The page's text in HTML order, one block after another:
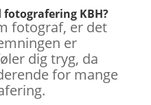
KBH?
fotograf, er det
er
dig tryg, da
for mange